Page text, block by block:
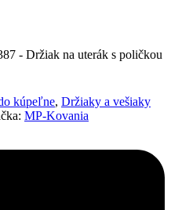
- Držiak na uterák s poličkou
kúpeľne, Držiaky a vešiaky
MP-Kovania